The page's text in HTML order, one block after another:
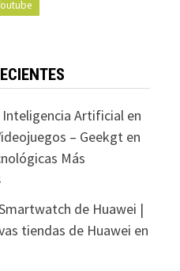
Inteligencia Artificial en
– Geekgten
Más
de Huawei |
tiendas de Huawei en